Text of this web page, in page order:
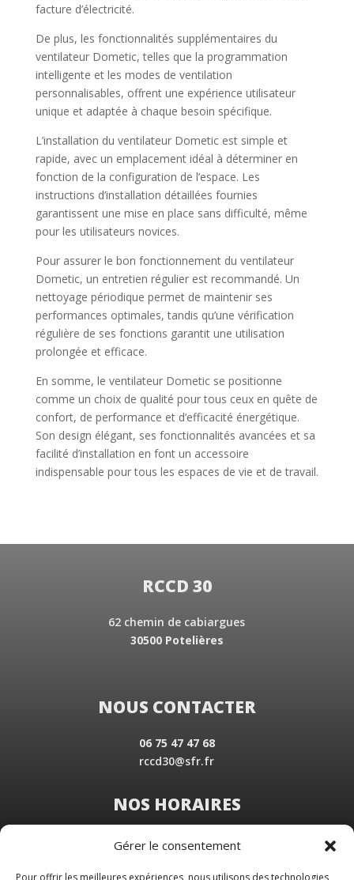
Gérer le consentement
Pour offrir les meilleures expériences, nous utilisons des technologies
facture d’électricité.
De plus, les fonctionnalités supplémentaires du
ventilateur Dometic, telles que la programmation
intelligente et les modes de ventilation
personnalisables, offrent une expérience utilisateur
unique et adaptée à chaque besoin spécifique.
L’installation du ventilateur Dometic est simple et
rapide, avec un emplacement idéal à déterminer en
fonction de la configuration de l’espace. Les
instructions d’installation détaillées fournies
garantissent une mise en place sans difficulté, même
pour les utilisateurs novices.
Pour assurer le bon fonctionnement du ventilateur
Dometic, un entretien régulier est recommandé. Un
nettoyage périodique permet de maintenir ses
performances optimales, tandis qu’une vérification
régulière de ses fonctions garantit une utilisation
prolongée et efficace.
En somme, le ventilateur Dometic se positionne
comme un choix de qualité pour tous ceux en quête de
confort, de performance et d’efficacité énergétique.
Son design élégant, ses fonctionnalités avancées et sa
facilité d’installation en font un accessoire
indispensable pour tous les espaces de vie et de travail.
RCCD 30
62 chemin de cabiargues
30500 Potelières
NOUS CONTACTER
06 75 47 47 68
rccd30@sfr.fr
NOS HORAIRES
Du Lundi au Vendredi
Samedi sur rendez-vous